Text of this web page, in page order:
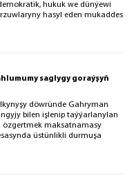
hukuk we dünýewi
hasyl eden mukaddes
saglygy goraýşyň
döwründe Gahryman
bilen işlenip taýýarlanylan
maksatnamasy
üstünlikli durmuşa